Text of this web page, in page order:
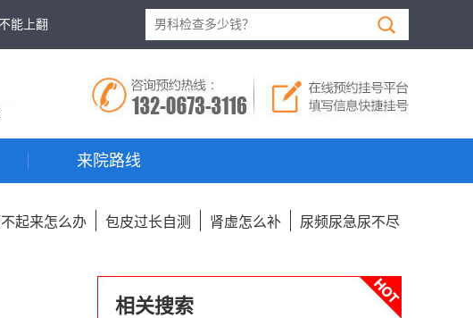
能上翻
来院路线
起来怎么办 包皮过长自测 肾虚怎么补 尿频尿急尿不尽
相关搜索